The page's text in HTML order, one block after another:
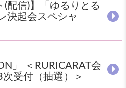
(配信)】「ゆるりとる
決起会スペシャ
」 ＜RURICARAT会
受付（抽選）＞